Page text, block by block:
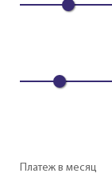
Платеж в месяц